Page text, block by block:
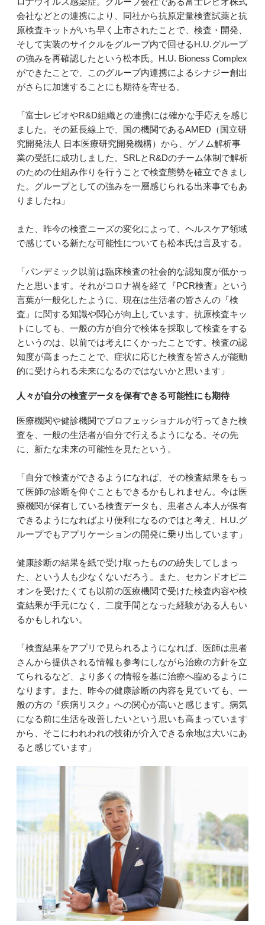
会社などとの連携により、同社から抗原定量検査試薬と抗
原検査キットがいち早く上市されたことで、検査・開発、
そして実装のサイクルをグループ内で回せるH.U.グループ
の強みを再確認したという松本氏。H.U. Bioness Complex
ができたことで、このグループ内連携によるシナジー創出
がさらに加速することにも期待を寄せる。
「富士レビオやR&D組織との連携には確かな手応えを感じ
ました。その延長線上で、国の機関であるAMED（国立研
究開発法人 日本医療研究開発機構）から、ゲノム解析事
業の受託に成功しました。SRLとR&Dのチーム体制で解析
のための仕組み作りを行うことで検査態勢を確立できまし
た。グループとしての強みを一層感じられる出来事でもあ
りましたね」
また、昨今の検査ニーズの変化によって、ヘルスケア領域
で感じている新たな可能性についても松本氏は言及する。
「パンデミック以前は臨床検査の社会的な認知度が低かっ
たと思います。それがコロナ禍を経て『PCR検査』という
言葉が一般化したように、現在は生活者の皆さんの『検
査』に関する知識や関心が向上しています。抗原検査キッ
トにしても、一般の方が自分で検体を採取して検査をする
というのは、以前では考えにくかったことです。検査の認
知度が高まったことで、症状に応じた検査を皆さんが能動
的に受けられる未来になるのではないかと思います」
人々が自分の検査データを保有できる可能性にも期待
医療機関や健診機関でプロフェッショナルが行ってきた検
査を、一般の生活者が自分で行えるようになる。その先
に、新たな未来の可能性を見たという。
「自分で検査ができるようになれば、その検査結果をもっ
て医師の診断を仰ぐこともできるかもしれません。今は医
療機関が保有している検査データも、患者さん本人が保有
できるようになればより便利になるのではと考え、H.U.グ
ループでもアプリケーションの開発に乗り出しています」
健康診断の結果を紙で受け取ったものの紛失してしまっ
た、という人も少なくないだろう。また、セカンドオピニ
オンを受けたくても以前の医療機関で受けた検査内容や検
査結果が手元になく、二度手間となった経験がある人もい
るかもしれない。
「検査結果をアプリで見られるようになれば、医師は患者
さんから提供される情報も参考にしながら治療の方針を立
てられるなど、より多くの情報を基に治療へ臨めるように
なります。また、昨今の健康診断の内容を見ていても、一
般の方の『疾病リスク』への関心が高いと感じます。病気
になる前に生活を改善したいという思いも高まっています
から、そこにわれわれの技術が介入できる余地は大いにあ
ると感じています」